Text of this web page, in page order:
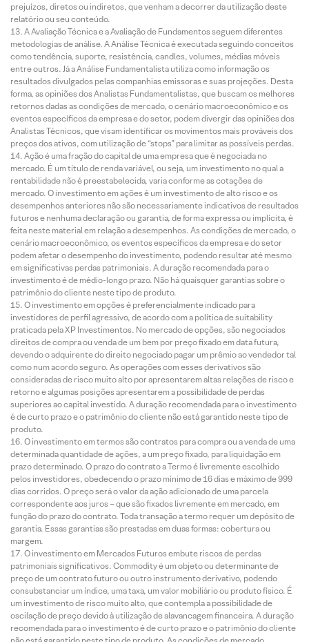
prejuízos, diretos ou indiretos, que venham a decorrer da utilização deste
relatório ou seu conteúdo.
A Avaliação Técnica e a Avaliação de Fundamentos seguem diferentes
metodologias de análise. A Análise Técnica é executada seguindo conceitos
como tendência, suporte, resistência, candles, volumes, médias móveis
entre outros. Já a Análise Fundamentalista utiliza como informação os
resultados divulgados pelas companhias emissoras e suas projeções. Desta
forma, as opiniões dos Analistas Fundamentalistas, que buscam os melhores
retornos dadas as condições de mercado, o cenário macroeconômico e os
eventos específicos da empresa e do setor, podem divergir das opiniões dos
Analistas Técnicos, que visam identificar os movimentos mais prováveis dos
preços dos ativos, com utilização de “stops” para limitar as possíveis perdas.
Ação é uma fração do capital de uma empresa que é negociada no
mercado. É um título de renda variável, ou seja, um investimento no qual a
rentabilidade não é preestabelecida, varia conforme as cotações de
mercado. O investimento em ações é um investimento de alto risco e os
desempenhos anteriores não são necessariamente indicativos de resultados
futuros e nenhuma declaração ou garantia, de forma expressa ou implícita, é
feita neste material em relação a desempenhos. As condições de mercado, o
cenário macroeconômico, os eventos específicos da empresa e do setor
podem afetar o desempenho do investimento, podendo resultar até mesmo
em significativas perdas patrimoniais. A duração recomendada para o
investimento é de médio-longo prazo. Não há quaisquer garantias sobre o
patrimônio do cliente neste tipo de produto.
O investimento em opções é preferencialmente indicado para
investidores de perfil agressivo, de acordo com a política de suitability
praticada pela XP Investimentos. No mercado de opções, são negociados
direitos de compra ou venda de um bem por preço fixado em data futura,
devendo o adquirente do direito negociado pagar um prêmio ao vendedor tal
como num acordo seguro. As operações com esses derivativos são
consideradas de risco muito alto por apresentarem altas relações de risco e
retorno e algumas posições apresentarem a possibilidade de perdas
superiores ao capital investido. A duração recomendada para o investimento
é de curto prazo e o patrimônio do cliente não está garantido neste tipo de
produto.
O investimento em termos são contratos para compra ou a venda de uma
determinada quantidade de ações, a um preço fixado, para liquidação em
prazo determinado. O prazo do contrato a Termo é livremente escolhido
pelos investidores, obedecendo o prazo mínimo de 16 dias e máximo de 999
dias corridos. O preço será o valor da ação adicionado de uma parcela
correspondente aos juros – que são fixados livremente em mercado, em
função do prazo do contrato. Toda transação a termo requer um depósito de
garantia. Essas garantias são prestadas em duas formas: cobertura ou
margem.
O investimento em Mercados Futuros embute riscos de perdas
patrimoniais significativos. Commodity é um objeto ou determinante de
preço de um contrato futuro ou outro instrumento derivativo, podendo
consubstanciar um índice, uma taxa, um valor mobiliário ou produto físico. É
um investimento de risco muito alto, que contempla a possibilidade de
oscilação de preço devido à utilização de alavancagem financeira. A duração
recomendada para o investimento é de curto prazo e o patrimônio do cliente